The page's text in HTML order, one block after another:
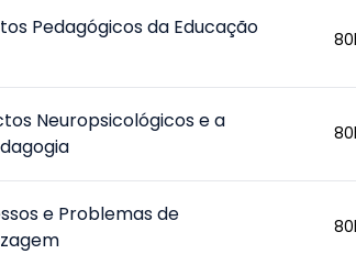
Pedagógicos da Educação
80
Neuropsicológicos e a
80
e Problemas de
80